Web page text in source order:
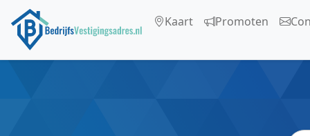
Kaart Promoten